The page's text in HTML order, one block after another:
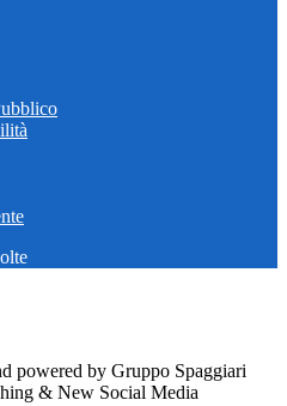
powered by Gruppo Spaggiari
& New Social Media